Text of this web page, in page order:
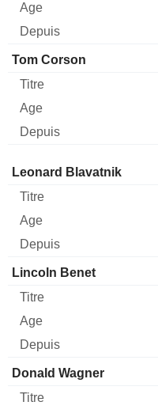
Tom Corson
Administrateur Titre
Leonard Blavatnik
Lincoln Benet
Donald Wagner